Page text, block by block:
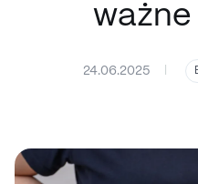
ważne
24.06.2025